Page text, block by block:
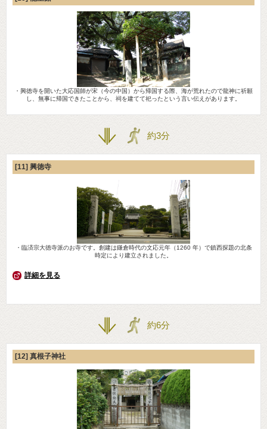
・興徳寺を開いた大応国師が宋（今の中国）から帰国する際、海が荒れたので龍神に祈願
し、無事に帰国できたことから、祠を建てて祀ったという言い伝えがあります。
約3分
[11] 興徳寺
・臨済宗大徳寺派のお寺です。創建は鎌倉時代の文応元年（1260 年）で鎮西探題の北条
時定により建立されました。
詳細を見る
約6分
[12] 真根子神社